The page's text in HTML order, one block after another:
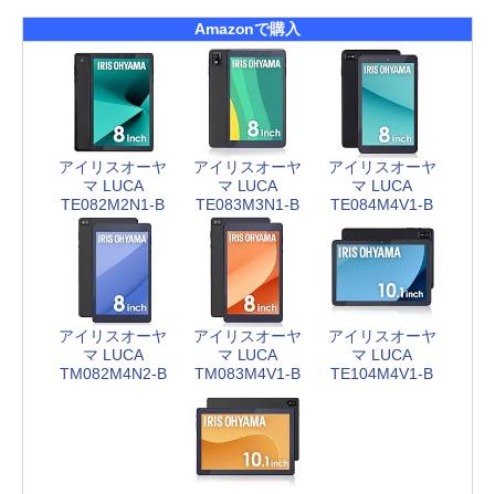
Amazonで購入
アイリスオーヤ
マ LUCA
TE082M2N1-B
アイリスオーヤ
マ LUCA
TE083M3N1-B
アイリスオーヤ
マ LUCA
TE084M4V1-B
アイリスオーヤ
マ LUCA
TM082M4N2-B
アイリスオーヤ
マ LUCA
TM083M4V1-B
アイリスオーヤ
マ LUCA
TE104M4V1-B